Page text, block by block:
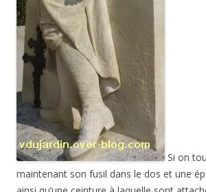
Si on
maintenant son fusil dans le dos et une